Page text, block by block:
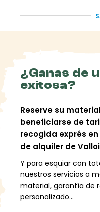
auténtico paraíso
zona
El área de esquí
Valloire, ofrece 19
más atrevidos. Tanto
experto, encontrarás
Los aficionados al
las numerosas
¿Ganas de
exitosa?
Reserve su
beneficiarse de
recogida exprés
de alquiler de
Y para esquiar con
nuestros servicios a
material, garantía de
personalizado...